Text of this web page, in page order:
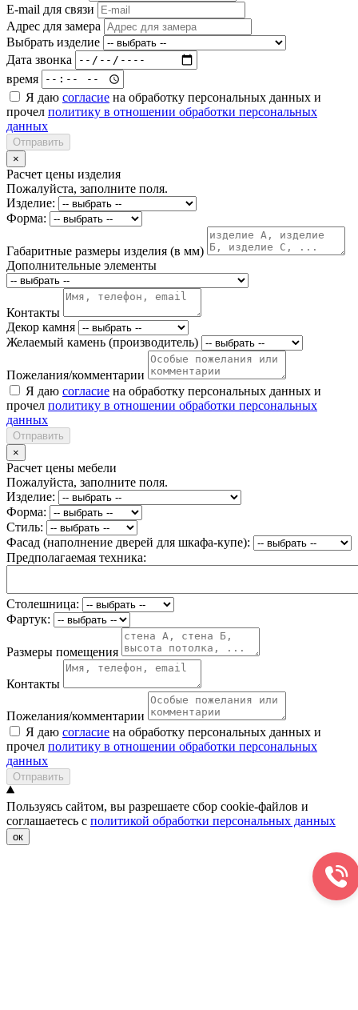
E-mail для связи
Адрес для замера
Выбрать изделие
Дата звонка
время
Я даю согласие на обработку персональных данных и
прочел политику в отношении обработки персональных
данных
Отправить
×
Расчет цены изделия
Пожалуйста, заполните поля.
Изделие:
Форма:
Габаритные размеры изделия (в мм)
Дополнительные элементы
Контакты
Декор камня
Желаемый камень (производитель)
Пожелания/комментарии
Я даю согласие на обработку персональных данных и
прочел политику в отношении обработки персональных
данных
Отправить
×
Расчет цены мебели
Пожалуйста, заполните поля.
Изделие:
Форма:
Стиль:
Фасад (наполнение дверей для шкафа-купе):
Предполагаемая техника:
Столешница:
Фартук:
Размеры помещения
Контакты
Пожелания/комментарии
Я даю согласие на обработку персональных данных и
прочел политику в отношении обработки персональных
данных
Отправить
Пользуясь сайтом, вы разрешаете сбор cookie-файлов и
соглашаетесь с политикой обработки персональных данных
ок